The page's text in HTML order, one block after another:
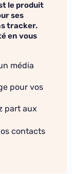
le produit
ses
tracker.
en vous
média
pour vos
part aux
contacts